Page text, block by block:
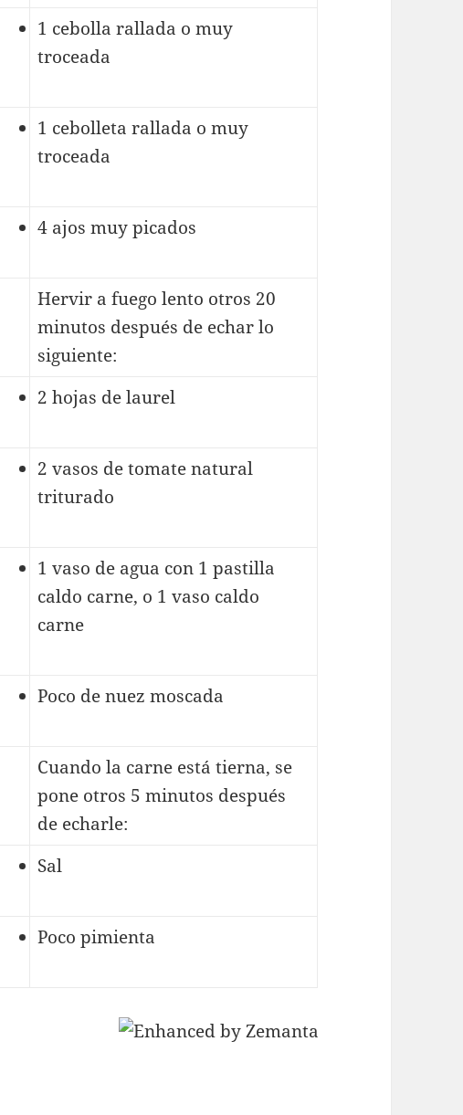
1 cebolla rallada o muy
troceada
1 cebolleta rallada o muy
troceada
4 ajos muy picados
Hervir a fuego lento otros 20
minutos después de echar lo
siguiente:
2 hojas de laurel
2 vasos de tomate natural
triturado
1 vaso de agua con 1 pastilla
caldo carne, o 1 vaso caldo
carne
Poco de nuez moscada
Cuando la carne está tierna, se
pone otros 5 minutos después
de echarle:
Sal
Poco pimienta